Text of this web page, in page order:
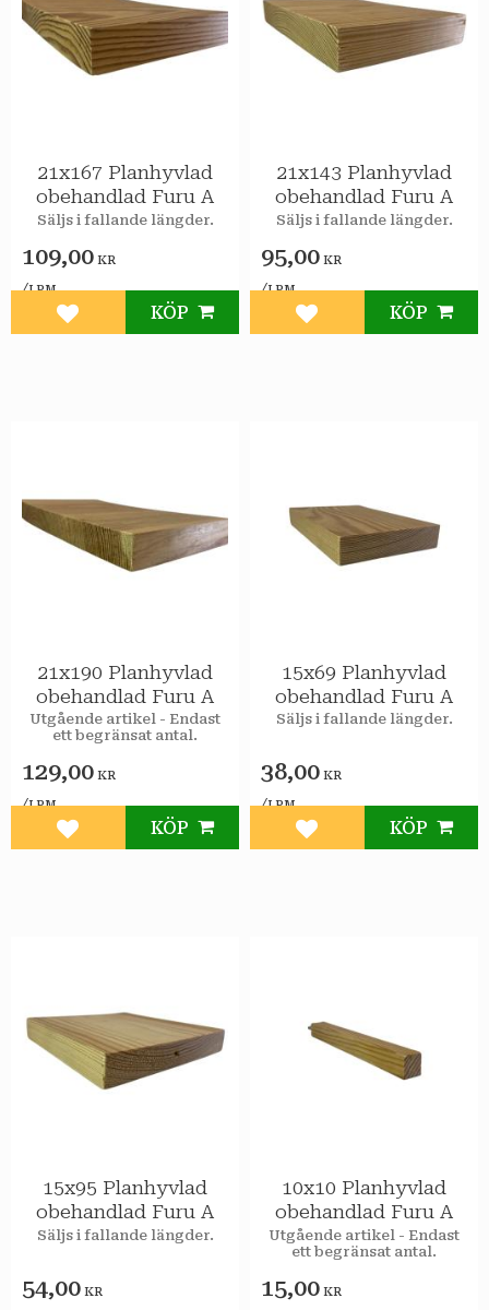
21x167 Planhyvlad
obehandlad Furu A
Säljs i fallande längder.
109,00 KR
/LPM
Lägg till i favoriter
KÖP
21x143 Planhyvlad
obehandlad Furu A
Säljs i fallande längder.
95,00 KR
/LPM
Lägg till i favoriter
KÖP
21x190 Planhyvlad
obehandlad Furu A
Utgående artikel - Endast
ett begränsat antal.
129,00 KR
/LPM
Lägg till i favoriter
KÖP
15x69 Planhyvlad
obehandlad Furu A
Säljs i fallande längder.
38,00 KR
/LPM
Lägg till i favoriter
KÖP
15x95 Planhyvlad
obehandlad Furu A
Säljs i fallande längder.
54,00 KR
10x10 Planhyvlad
obehandlad Furu A
Utgående artikel - Endast
ett begränsat antal.
15,00 KR